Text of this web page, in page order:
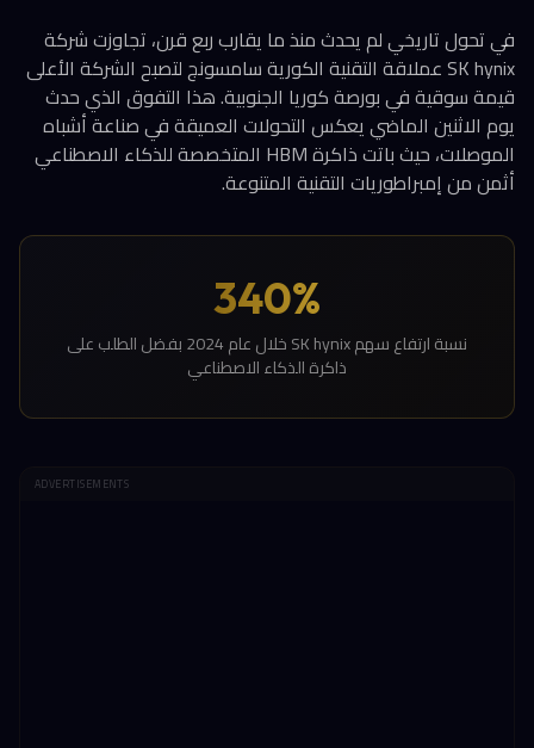
في تحول تاريخي لم يحدث منذ ما يقارب ربع قرن، تجاوزت شركة
SK hynix عملاقة التقنية الكورية سامسونج لتصبح الشركة الأعلى
قيمة سوقية في بورصة كوريا الجنوبية. هذا التفوق الذي حدث
يوم الاثنين الماضي يعكس التحولات العميقة في صناعة أشباه
الموصلات، حيث باتت ذاكرة HBM المتخصصة للذكاء الاصطناعي
أثمن من إمبراطوريات التقنية المتنوعة.
340%
نسبة ارتفاع سهم SK hynix خلال عام 2024 بفضل الطلب على
ذاكرة الذكاء الاصطناعي
ADVERTISEMENTS